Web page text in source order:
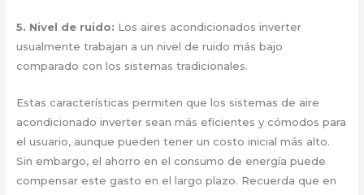
5. Nivel de ruido: Los aires acondicionados inverter
usualmente trabajan a un nivel de ruido más bajo
comparado con los sistemas tradicionales.
Estas características permiten que los sistemas de aire
acondicionado inverter sean más eficientes y cómodos para
el usuario, aunque pueden tener un costo inicial más alto.
Sin embargo, el ahorro en el consumo de energía puede
compensar este gasto en el largo plazo. Recuerda que en